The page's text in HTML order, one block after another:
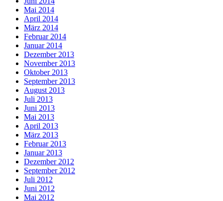
Mai 2014
April 2014
März 2014
Februar 2014
Januar 2014
Dezember 2013
November 2013
Oktober 2013
September 2013
August 2013
Juli 2013
Juni 2013
Mai 2013
April 2013
März 2013
Februar 2013
Januar 2013
Dezember 2012
September 2012
Juli 2012
Juni 2012
Mai 2012